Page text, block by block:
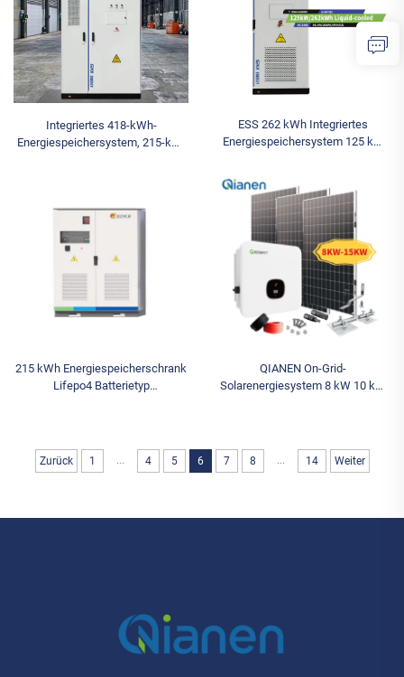
Integriertes 418-kWh-
Energiespeichersystem, 215-kW-
ESS 262 kWh Integriertes
Energiespeichersystem 125 kW
netzgekoppeltes
Stromversorgungssystem Lifepo4
215 kWh Energiespeicherschrank
Lifepo4 Batterietyp
QIANEN On-Grid-
Solarenergiesystem 8 kW 10 kW
Zurück 1 ... 4 5 6 7 8 ... 14 Weiter